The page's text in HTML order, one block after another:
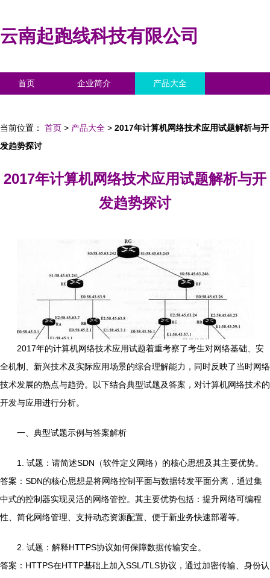
云南起跑线科技有限公司
首页 企业简介 产品大全
当前位置： 首页 > 产品大全 > 2017年计算机网络技术应用试题解析与开
发趋势探讨
2017年计算机网络技术应用试题解析与开
发趋势探讨
2017年的计算机网络技术应用试题着重考察了考生对网络基础、安
全机制、新兴技术及实际应用场景的综合理解能力，同时反映了当时网络
技术发展的热点与趋势。以下结合典型试题及答案，对计算机网络技术的
开发与应用进行分析。
一、典型试题示例与答案解析
1. 试题：请简述SDN（软件定义网络）的核心思想及其主要优势。
答案：SDN的核心思想是将网络控制平面与数据转发平面分离，通过集
中式的控制器实现灵活的网络管控。其主要优势包括：提升网络可编程
性、简化网络管理、支持动态资源配置、便于新业务快速部署等。
2. 试题：解释HTTPS协议如何保障数据传输安全。
答案：HTTPS在HTTP基础上加入SSL/TLS协议，通过加密传输、身份认